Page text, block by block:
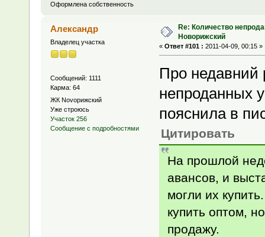
Оформлена собственность
Александр
Владелец участка
Сообщений: 1111
Карма: 64
ЖК Novoрижский
Уже строюсь
Участок 256
Сообщение с подробностями
Re: Количество
Новорижский
« Ответ #101 : 2011-04-09, 00:15 »
Про недавний
непроданных
пояснила в
Цитировать
На прошлой
авансов, и
могли их
купить оптом,
продажу.